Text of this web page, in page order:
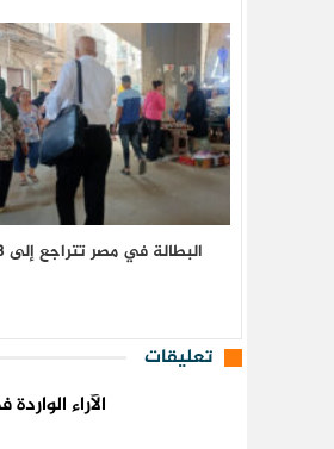
البطالة في مصر تتراجع إلى 5.8%
تعليقات
الآراء